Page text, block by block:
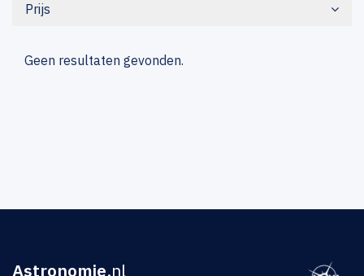
Prijs
Geen resultaten gevonden.
Astronomie.nl